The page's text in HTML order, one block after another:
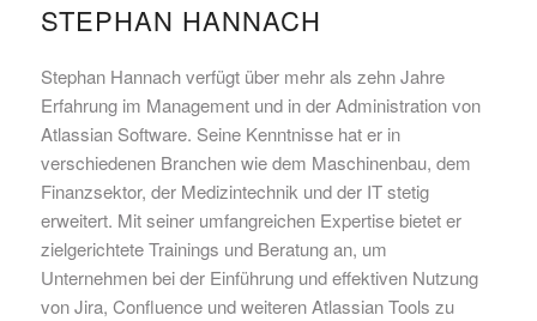
STEPHAN HANNACH
Stephan Hannach verfügt über mehr als zehn Jahre
Erfahrung im Management und in der Administration von
Atlassian Software. Seine Kenntnisse hat er in
verschiedenen Branchen wie dem Maschinenbau, dem
Finanzsektor, der Medizintechnik und der IT stetig
erweitert. Mit seiner umfangreichen Expertise bietet er
zielgerichtete Trainings und Beratung an, um
Unternehmen bei der Einführung und effektiven Nutzung
von Jira, Confluence und weiteren Atlassian Tools zu